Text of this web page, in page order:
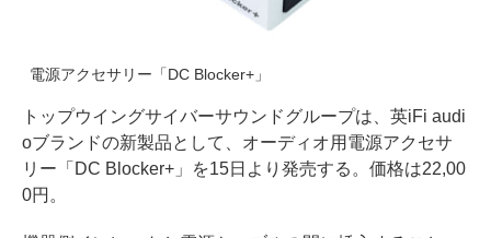
電源アクセサリー「DC Blocker+」
トップウイングサイバーサウンドグループは、英iFi audi
oブランドの新製品として、オーディオ用電源アクセサ
リー「DC Blocker+」を15日より発売する。価格は22,00
0円。